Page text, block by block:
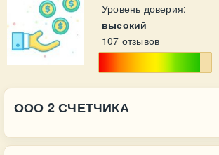
Уровень доверия:
высокий
107 отзывов
ООО 2 СЧЕТЧИКА